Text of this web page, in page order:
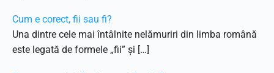
Cum e corect, fii sau fi?
Una dintre cele mai întâlnite nelămuriri din limba română
este legată de formele „fii” și […]